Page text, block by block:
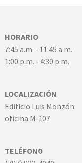
HORARIO
7:45 a.m. - 11:45 a.m.
1:00 p.m. - 4:30 p.m.
LOCALIZACIÓN
Edificio Luis Monzón
oficina M-107
TELÉFONO